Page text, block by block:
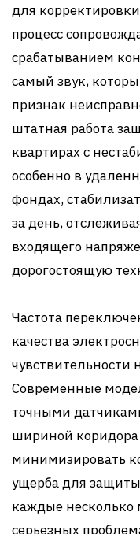
для
процесс
срабатыванием
самый звук,
признак
штатная работа
квартирах с
особенно в
фондах,
за день,
входящего
дорогостоящую
Частота
качества
чувствительности
Современные
точными
шириной коридора
минимизировать
ущерба для
каждые несколько
серьезных